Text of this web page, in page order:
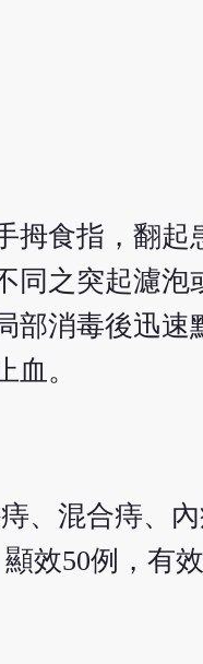
拇食指，翻
同之突起濾
部消毒後迅
。
、混合痔、
效50例，有